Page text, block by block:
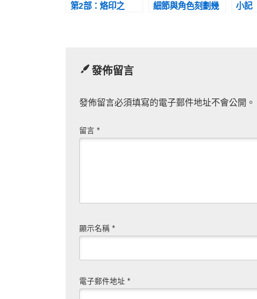
第2部：烙印之
細節與角色刻劃幾
小記
發佈留言
發佈留言必須填寫的電子郵件地址不會公開。
留言 *
顯示名稱 *
電子郵件地址 *